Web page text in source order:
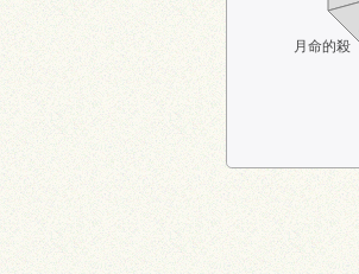
月命的殺